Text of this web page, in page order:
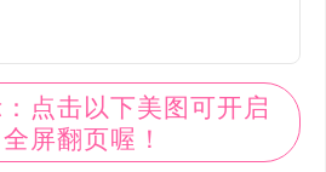
点击以下美图可开启
全屏翻页喔！